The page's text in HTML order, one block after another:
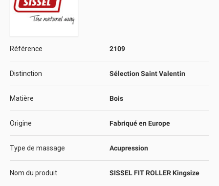
Référence 2109
Distinction Sélection Saint Valentin
Matière Bois
Origine Fabriqué en Europe
Type de massage Acupression
Nom du produit SISSEL FIT ROLLER Kingsize